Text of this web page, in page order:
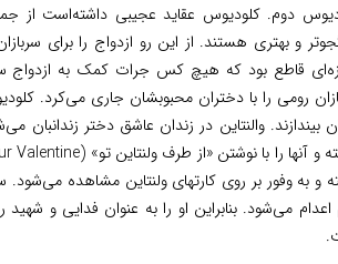
دوم. کلودیوس عقاید عجیبی داشته‌است از
و بهتری هستند. از این رو ازدواج را برای
قاطع بود که هیچ کس جرات کمک به ازدواج
رومی را با دختران محبوبشان جاری می‌کرد.
بیندازند. والنتاین در زندان عاشق دختر
و به وفور بر روی کارتهای ولنتاین مشاهده
اعدام می‌شود. بنابراین او را به عنوان فدایی و